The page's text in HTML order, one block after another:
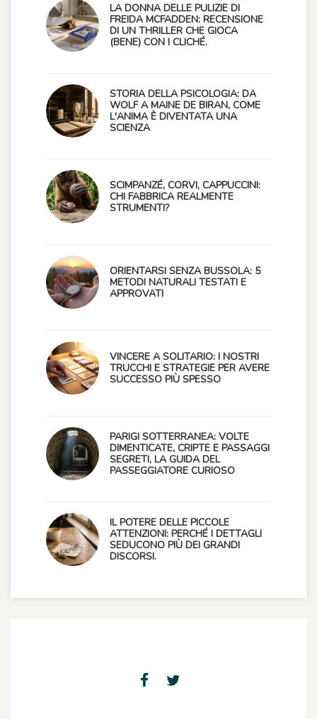
LA DONNA DELLE PULIZIE DI
FREIDA MCFADDEN: RECENSIONE
DI UN THRILLER CHE GIOCA
(BENE) CON I CLICHÉ.
STORIA DELLA PSICOLOGIA: DA
WOLF A MAINE DE BIRAN, COME
L'ANIMA È DIVENTATA UNA
SCIENZA
SCIMPANZÉ, CORVI, CAPPUCCINI:
CHI FABBRICA REALMENTE
STRUMENTI?
ORIENTARSI SENZA BUSSOLA: 5
METODI NATURALI TESTATI E
APPROVATI
VINCERE A SOLITARIO: I NOSTRI
TRUCCHI E STRATEGIE PER AVERE
SUCCESSO PIÙ SPESSO
PARIGI SOTTERRANEA: VOLTE
DIMENTICATE, CRIPTE E PASSAGGI
SEGRETI, LA GUIDA DEL
PASSEGGIATORE CURIOSO
IL POTERE DELLE PICCOLE
ATTENZIONI: PERCHÉ I DETTAGLI
SEDUCONO PIÙ DEI GRANDI
DISCORSI.